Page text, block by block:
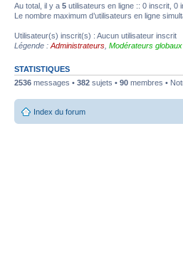
Au total, il y a 5 utilisateurs en ligne :: 0 inscrit, 0
Le nombre maximum d’utilisateurs en ligne
Utilisateur(s) inscrit(s) : Aucun utilisateur inscrit
Légende : Administrateurs Modérateurs globaux
STATISTIQUES
2536 messages • 382 sujets • 90 membres •
Index du forum